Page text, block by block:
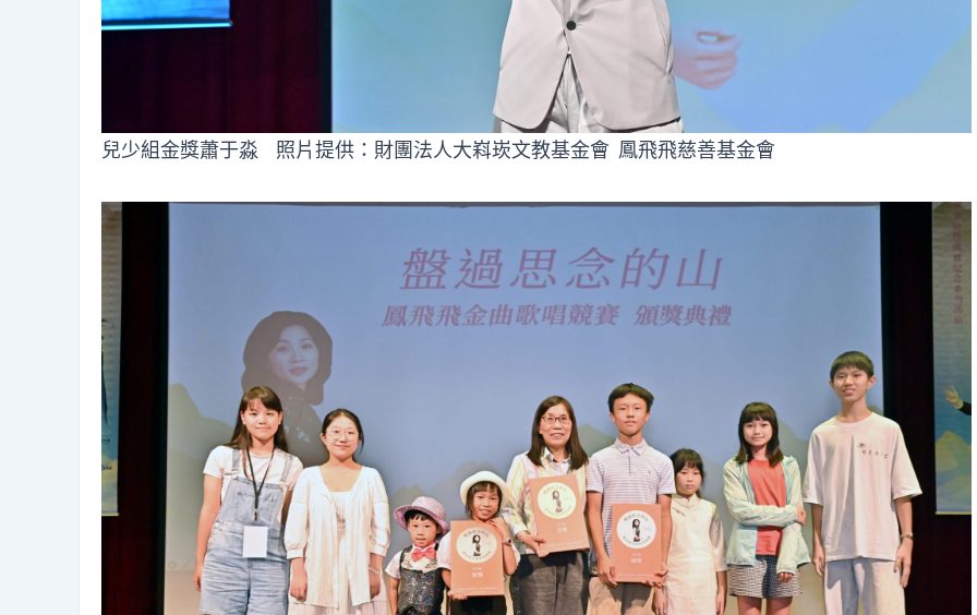
兒少組金獎蕭于淼 照片提供：財團法人大嵙崁文教基金會 鳳飛飛慈善基金會